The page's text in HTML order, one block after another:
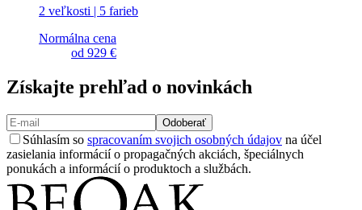
2 veľkosti | 5 farieb
Normálna cena
od 929 €
Získajte prehľad o novinkách
Odoberať
Súhlasím so spracovaním svojich osobných údajov na účel
zasielania informácií o propagačných akciách, špeciálnych
ponukách a informácií o produktoch a službách.